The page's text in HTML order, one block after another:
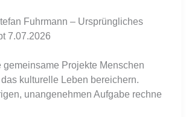
Fuhrmann – Ursprüngliches
7.07.2026
gemeinsame Projekte Menschen
kulturelle Leben bereichern.
unangenehmen Aufgabe rechne